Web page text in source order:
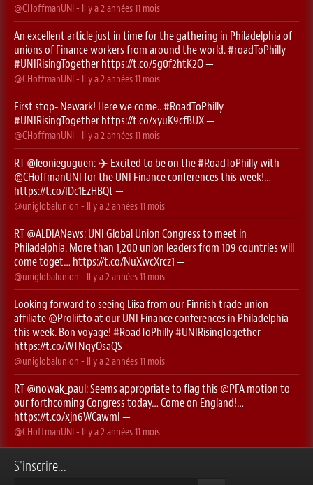
S'inscrire...
@CHoffmanUNI - Il y a 2 années 11 mois
An excellent article just in time for the gathering in Philadelphia of
unions of Finance workers from around the world.#roadToPhilly
#UNIRisingTogether https://t.co/5g0f2htK2O—
@CHoffmanUNI - Il y a 2 années 11 mois
First stop- Newark! Here we come..#RoadToPhilly
#UNIRisingTogether https://t.co/xyuK9cfBUX—
@CHoffmanUNI - Il y a 2 années 11 mois
RT @leonieguguen: ✈️ Excited to be on the#RoadToPhillywith
@CHoffmanUNI for the UNI Finance conferences this week!…
https://t.co/IDc1EzHBQt —
@uniglobalunion - Il y a 2 années 11 mois
RT @ALDIANews: UNI Global Union Congress to meet in
Philadelphia. More than 1,200 union leaders from 109 countries will
come toget… https://t.co/NuXwcXrcz1 —
@uniglobalunion - Il y a 2 années 11 mois
Looking forward to seeing Liisa from our Finnish trade union
affiliate @Proliitto at our UNI Finance conferences in Philadelphia
this week. Bon voyage! #RoadToPhilly#UNIRisingTogether
https://t.co/WTNqyOsaQS —
@uniglobalunion - Il y a 2 années 11 mois
RT @nowak_paul: Seems appropriate to flag this ⁦ @PFA ⁩ motion to
our forthcoming Congress today… Come on England!…
https://t.co/xjn6WCawmI —
@CHoffmanUNI - Il y a 2 années 11 mois